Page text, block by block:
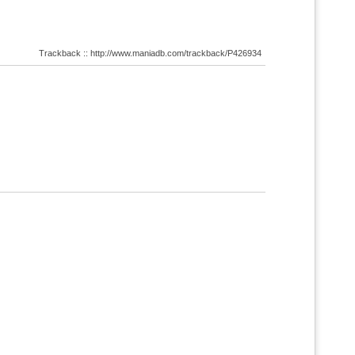
Trackback :: http://www.maniadb.com/trackback/P426934